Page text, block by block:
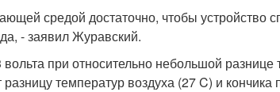
средой достаточно, чтобы устройство
- заявил Журавский.
при относительно небольшой разнице
температур воздуха (27 C) и кончика